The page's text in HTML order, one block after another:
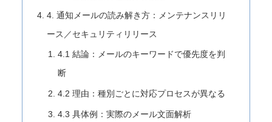
4. 通知メールの読み解き方：メンテナンスリリ
ース／セキュリティリリース
4.1 結論：メールのキーワードで優先度を判
断
4.2 理由：種別ごとに対応プロセスが異なる
4.3 具体例：実際のメール文面解析